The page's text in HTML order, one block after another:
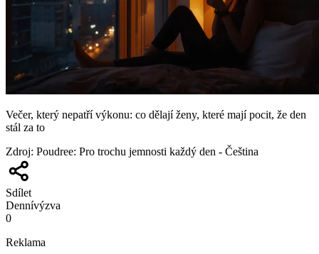
Večer, který nepatří výkonu: co dělají ženy, které mají pocit, že den
stál za to
Zdroj: Poudree: Pro trochu jemnosti každý den - Čeština
Sdílet
Dennívýzva
0
Reklama